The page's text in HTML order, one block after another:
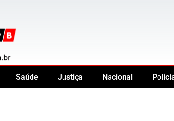
Saúde Justiça Nacional